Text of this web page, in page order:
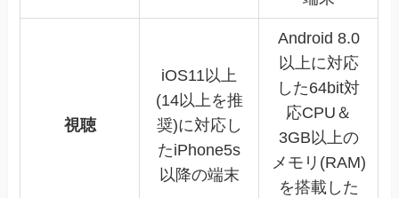
視聴
iOS11以上
(14以上を推
奨)に対応し
たiPhone5s
以降の端末
Android 8.0
以上に対応
した64bit対
応CPU＆
3GB以上の
メモリ(RAM)
を搭載した